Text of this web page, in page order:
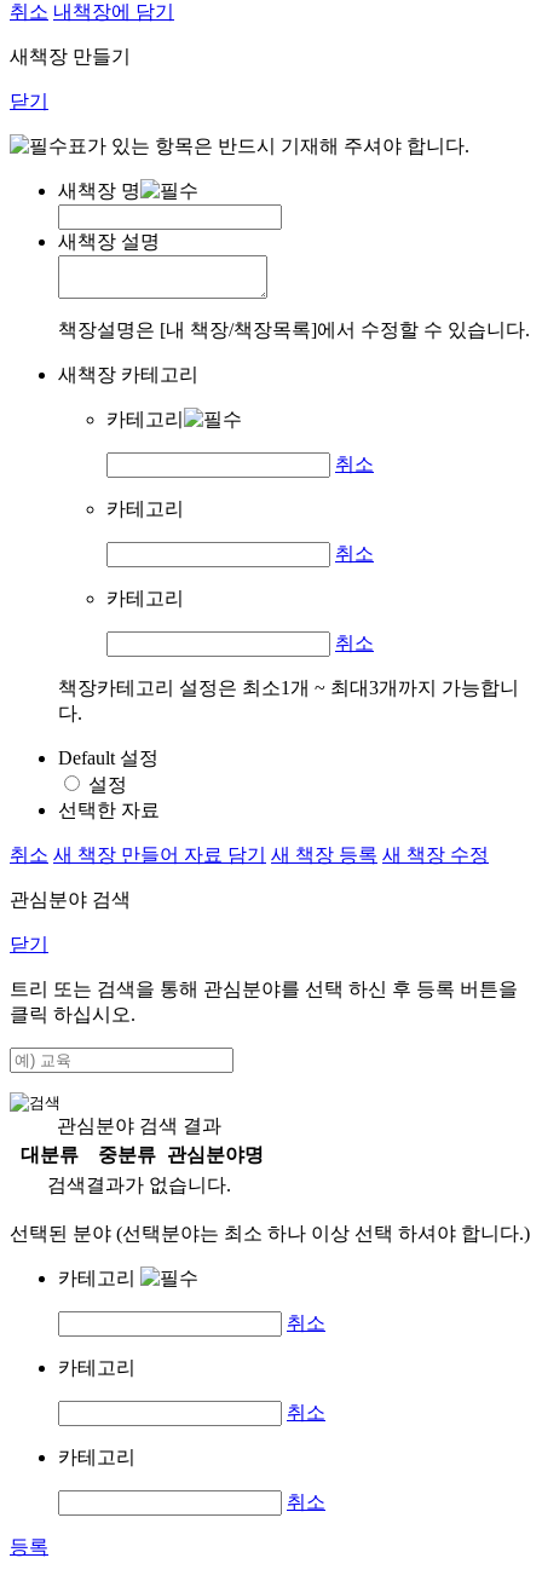
취소 내책장에 담기
새책장 만들기
닫기
표가 있는 항목은 반드시 기재해 주셔야 합니다.
새책장 명
새책장 설명
책장설명은 [내 책장/책장목록]에서 수정할 수 있습니다.
새책장 카테고리
카테고리
취소
카테고리
취소
카테고리
취소
책장카테고리 설정은 최소1개 ~ 최대3개까지 가능합니
다.
Default 설정
설정
선택한 자료
취소 새 책장 만들어 자료 담기 새 책장 등록 새 책장 수정
관심분야 검색
닫기
트리 또는 검색을 통해 관심분야를 선택 하신 후 등록 버튼을
클릭 하십시오.
관심분야 검색 결과
대분류
중분류
관심분야명
검색결과가 없습니다.
선택된 분야 (선택분야는 최소 하나 이상 선택 하셔야 합니다.)
카테고리
취소
카테고리
취소
카테고리
취소
등록